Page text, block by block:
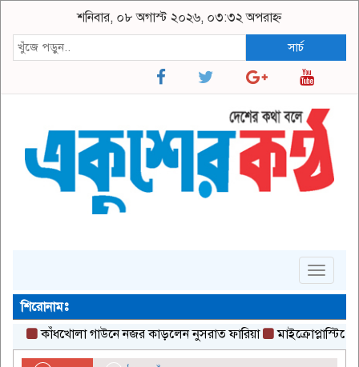
শনিবার, ০৮ অগাস্ট ২০২৬, ০৩:৩২ অপরাহ্ন
সার্চ
Toggle
শিরোনামঃ
কাঁধখোলা গাউনে নজর কাড়লেন নুসরাত ফারিয়া
মাইক্রোপ্লাস্টিকের